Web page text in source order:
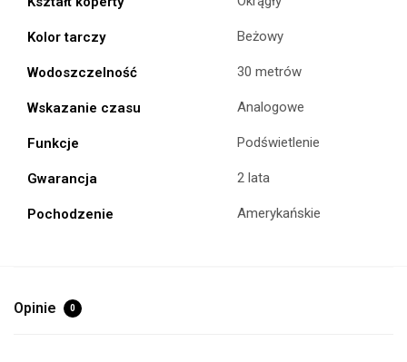
Kolor tarczy Beżowy
Wodoszczelność 30 metrów
Wskazanie czasu Analogowe
Funkcje Podświetlenie
Gwarancja 2 lata
Pochodzenie Amerykańskie
Opinie 0